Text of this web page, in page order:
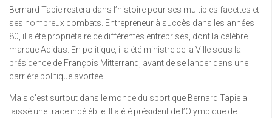
Bernard Tapie restera dans l’histoire pour ses multiples facettes et
ses nombreux combats. Entrepreneur à succès dans les années
80, il a été propriétaire de différentes entreprises, dont la célèbre
marque Adidas. En politique, il a été ministre de la Ville sous la
présidence de François Mitterrand, avant de se lancer dans une
carrière politique avortée.
Mais c’est surtout dans le monde du sport que Bernard Tapie a
laissé une trace indélébile. Il a été président de l’Olympique de